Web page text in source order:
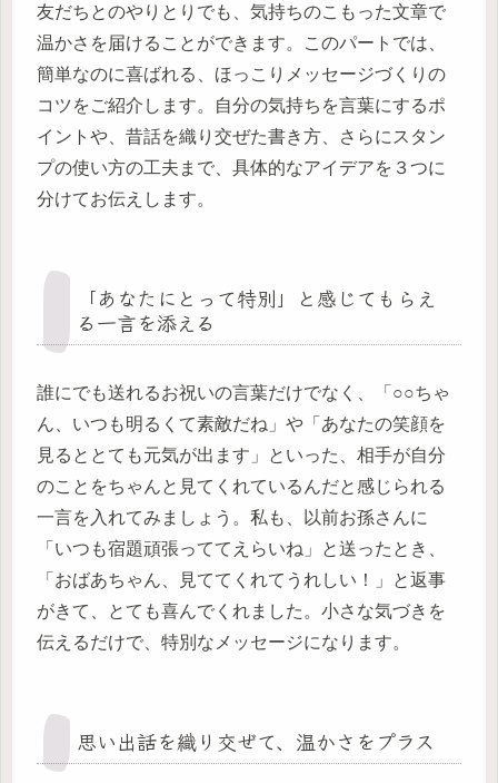
友だちとのやりとりでも、気持ちのこもった文章で
温かさを届けることができます。このパートでは、
簡単なのに喜ばれる、ほっこりメッセージづくりの
コツをご紹介します。自分の気持ちを言葉にするポ
イントや、昔話を織り交ぜた書き方、さらにスタン
プの使い方の工夫まで、具体的なアイデアを３つに
分けてお伝えします。
「あなたにとって特別」と感じてもらえ
る一言を添える
誰にでも送れるお祝いの言葉だけでなく、「○○ちゃ
ん、いつも明るくて素敵だね」や「あなたの笑顔を
見るととても元気が出ます」といった、相手が自分
のことをちゃんと見てくれているんだと感じられる
一言を入れてみましょう。私も、以前お孫さんに
「いつも宿題頑張っててえらいね」と送ったとき、
「おばあちゃん、見ててくれてうれしい！」と返事
がきて、とても喜んでくれました。小さな気づきを
伝えるだけで、特別なメッセージになります。
思い出話を織り交ぜて、温かさをプラス